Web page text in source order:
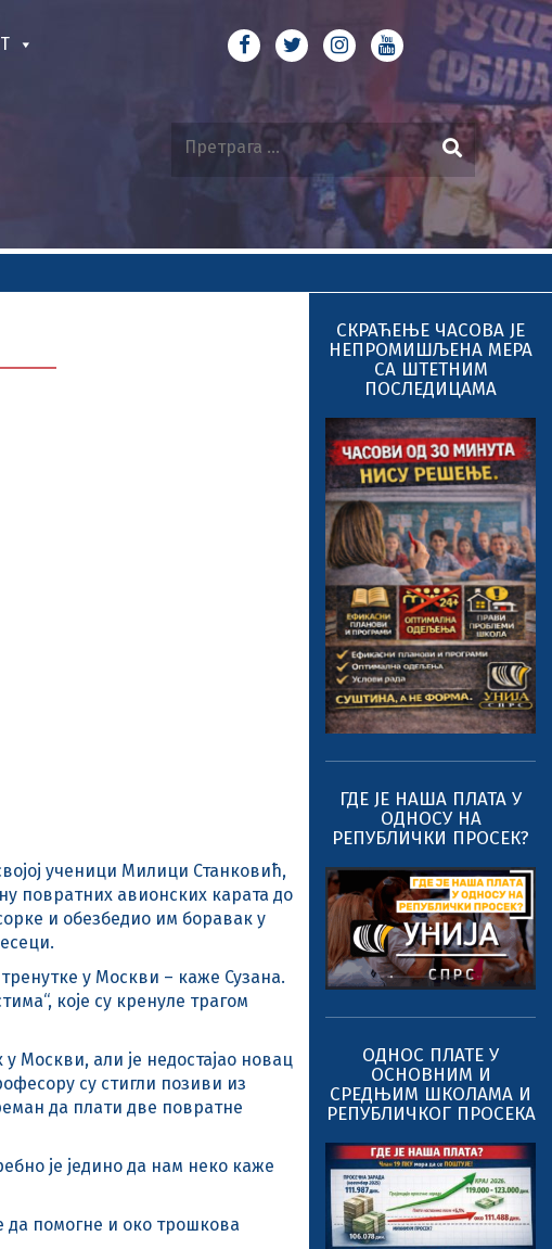
ученици Милици Станковић,
повратних авионских карата до
и обезбедио им боравак у
у Москви – каже Сузана.
које су кренуле трагом
Москви, али је недостајао новац
су стигли позиви из
да плати две повратне
је једино да нам неко каже
да помогне и око трошкова
СКРАЋЕЊЕ ЧАСОВА ЈЕ
НЕПРОМИШЉЕНА МЕРА
СА ШТЕТНИМ
ПОСЛЕДИЦАМА
ГДЕ ЈЕ НАША ПЛАТА У
ОДНОСУ НА
РЕПУБЛИЧКИ ПРОСЕК?
ОДНОС ПЛАТЕ У
ОСНОВНИМ И
СРЕДЊИМ ШКОЛАМА И
РЕПУБЛИЧКОГ ПРОСЕКА